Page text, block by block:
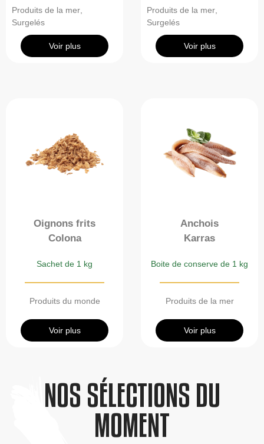
Produits de la mer
Surgelés
Voir plus
Produits de la mer
Surgelés
Voir plus
Oignons frits
Colona
Sachet de 1 kg
Produits du monde
Voir plus
Anchois
Karras
Boite de conserve de 1 kg
Produits de la mer
Voir plus
NOS SÉLECTIONS DU
MOMENT